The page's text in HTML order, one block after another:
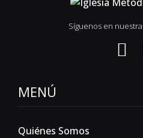
Síguenos en
MENÚ
Quiénes Somos